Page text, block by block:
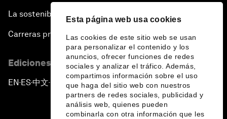
Esta página web usa cookies
Las cookies de este sitio web se usan
para personalizar el contenido y los
anuncios, ofrecer funciones de redes
sociales y analizar el tráfico. Además,
compartimos información sobre el uso
que haga del sitio web con nuestros
partners de redes sociales, publicidad y
análisis web, quienes pueden
combinarla con otra información que les
La sostenibilidad en el Foro
Carreras profesionales
Ediciones en otros idiomas
EN ▪ES▪中文▪ 日本語